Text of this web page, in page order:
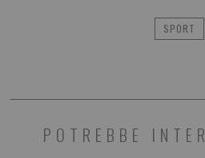
SPORT
POTREBBE